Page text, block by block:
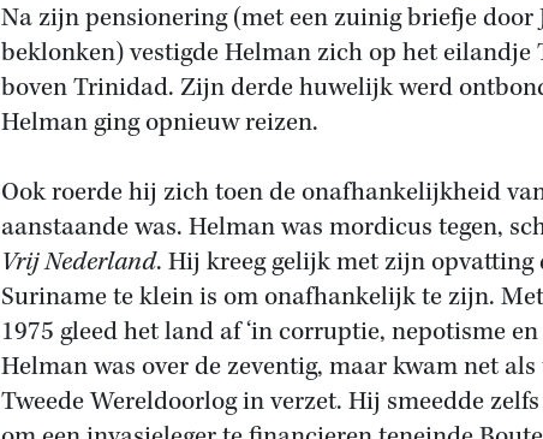
Na zijn pensionering (met een zuinig briefje door
beklonken) vestigde Helman zich op het eilandje
boven Trinidad. Zijn derde huwelijk werd
Helman ging opnieuw reizen.
Ook roerde hij zich toen de onafhankelijkheid
aanstaande was. Helman was mordicus tegen,
Vrij Nederland. Hij kreeg gelijk met zijn opvatting
Suriname te klein is om onafhankelijk te zijn.
1975 gleed het land af ‘in corruptie, nepotisme en
Helman was over de zeventig, maar kwam net
Tweede Wereldoorlog in verzet. Hij smeedde